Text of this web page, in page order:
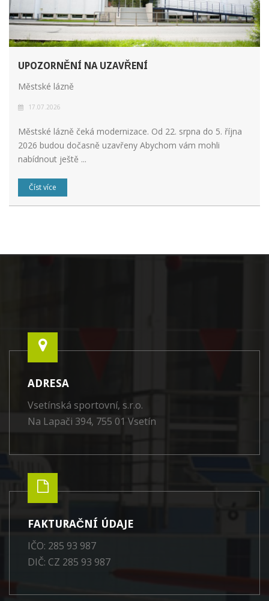
UPOZORNĚNÍ NA UZAVŘENÍ
Městské lázně
17.07.2026
Městské lázně čeká modernizace. Od 22. srpna do 5. října
2026 budou dočasně uzavřeny Abychom vám mohli
nabídnout ještě ...
Číst více
ADRESA
Vsetínská sportovní, s.r.o.
Na Lapači 394, 755 01 Vsetín
FAKTURAČNÍ ÚDAJE
IČO: 285 93 987
DIČ: CZ 285 93 987